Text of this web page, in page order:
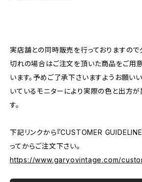
実店舗との同時販売を行っておりますので
切れの場合はご注文を頂いた商品をご用
います。予めご了承下さいますようお願いい
いているモニターにより実際の色と出方
す。
下記リンクから『CUSTOMER
ってからご注文下さい。
https://www.garyovintage.com/